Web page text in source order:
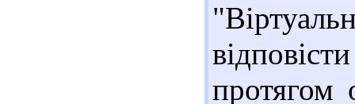
протягом